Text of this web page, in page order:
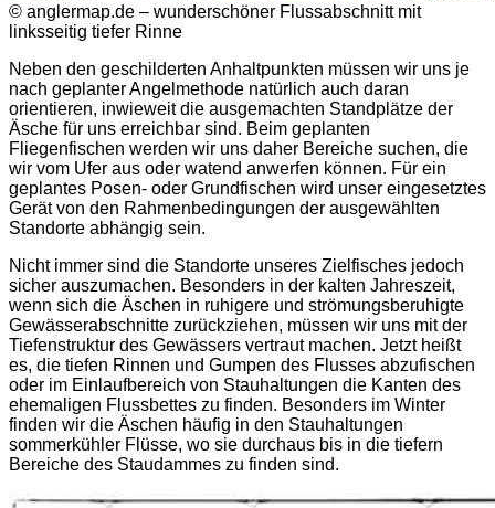
© anglermap.de – wunderschöner Flussabschnitt mit
linksseitig tiefer Rinne
Neben den geschilderten Anhaltpunkten müssen wir uns je
nach geplanter Angelmethode natürlich auch daran
orientieren, inwieweit die ausgemachten Standplätze der
Äsche für uns erreichbar sind. Beim geplanten
Fliegenfischen werden wir uns daher Bereiche suchen, die
wir vom Ufer aus oder watend anwerfen können. Für ein
geplantes Posen- oder Grundfischen wird unser eingesetztes
Gerät von den Rahmenbedingungen der ausgewählten
Standorte abhängig sein.
Nicht immer sind die Standorte unseres Zielfisches jedoch
sicher auszumachen. Besonders in der kalten Jahreszeit,
wenn sich die Äschen in ruhigere und strömungsberuhigte
Gewässerabschnitte zurückziehen, müssen wir uns mit der
Tiefenstruktur des Gewässers vertraut machen. Jetzt heißt
es, die tiefen Rinnen und Gumpen des Flusses abzufischen
oder im Einlaufbereich von Stauhaltungen die Kanten des
ehemaligen Flussbettes zu finden. Besonders im Winter
finden wir die Äschen häufig in den Stauhaltungen
sommerkühler Flüsse, wo sie durchaus bis in die tiefern
Bereiche des Staudammes zu finden sind.